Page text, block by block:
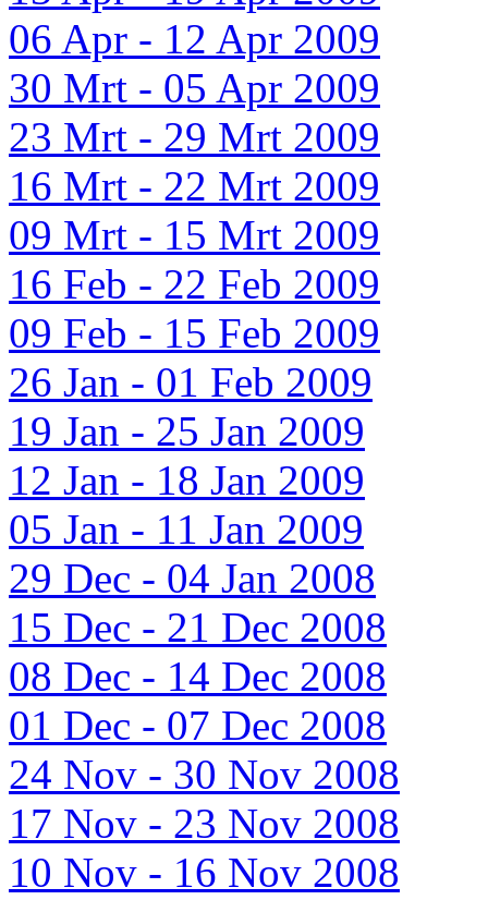
06 Apr - 12 Apr 2009
30 Mrt - 05 Apr 2009
23 Mrt - 29 Mrt 2009
16 Mrt - 22 Mrt 2009
09 Mrt - 15 Mrt 2009
16 Feb - 22 Feb 2009
09 Feb - 15 Feb 2009
26 Jan - 01 Feb 2009
19 Jan - 25 Jan 2009
12 Jan - 18 Jan 2009
05 Jan - 11 Jan 2009
29 Dec - 04 Jan 2008
15 Dec - 21 Dec 2008
08 Dec - 14 Dec 2008
01 Dec - 07 Dec 2008
24 Nov - 30 Nov 2008
17 Nov - 23 Nov 2008
10 Nov - 16 Nov 2008